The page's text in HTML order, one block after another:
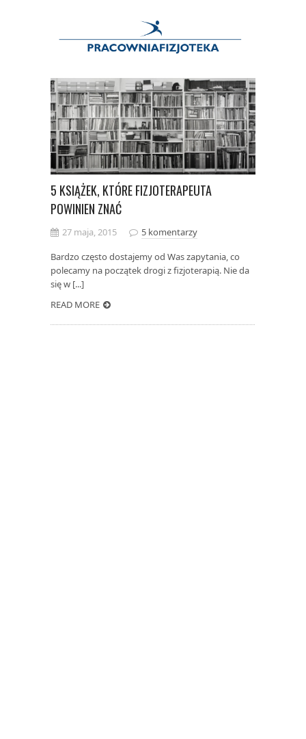
5 KSIĄŻEK, KTÓRE FIZJOTERAPEUTA
POWINIEN ZNAĆ
27 maja, 2015
5 komentarzy
Bardzo często dostajemy od Was zapytania, co
polecamy na początek drogi z fizjoterapią. Nie da
się w [...]
READ MORE